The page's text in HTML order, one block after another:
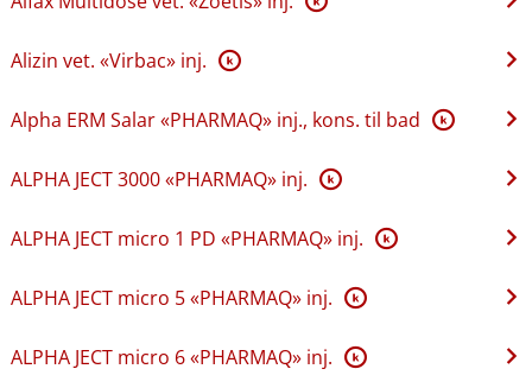
Alizin vet. «Virbac» inj. K
Alpha ERM Salar «PHARMAQ» inj., kons. til bad K
ALPHA JECT 3000 «PHARMAQ» inj. K
ALPHA JECT micro 1 PD «PHARMAQ» inj. K
ALPHA JECT micro 5 «PHARMAQ» inj. K
ALPHA JECT micro 6 «PHARMAQ» inj. K